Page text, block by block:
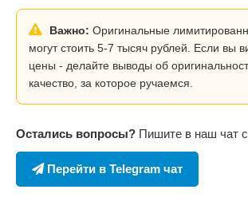
Важно: Оригинальные
могут стоить 5-7 тысяч рублей. Если вы
цены - делайте выводы об
качество, за которое ручаемся.
Остались вопросы? Пишите в наш чат
Перейти в Telegram чат